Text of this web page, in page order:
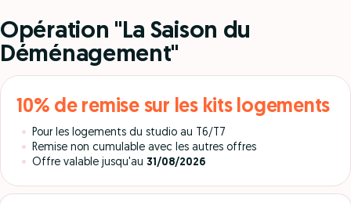
Opération "La Saison du
Déménagement"
10% de remise sur les kits logements
Pour les logements du studio au T6/T7
Remise non cumulable avec les autres offres
Offre valable jusqu'au 31/08/2026